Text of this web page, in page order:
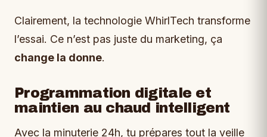
Clairement, la technologie WhirlTech transforme
l’essai. Ce n’est pas juste du marketing, ça
change la donne.
Programmation digitale et
maintien au chaud intelligent
Avec la minuterie 24h, tu prépares tout la veille